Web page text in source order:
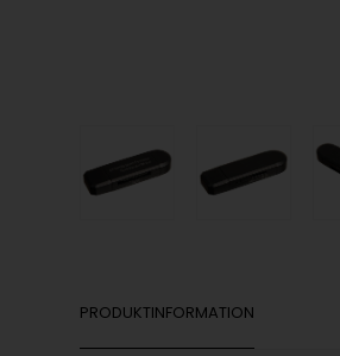
PRODUKTINFORMATION